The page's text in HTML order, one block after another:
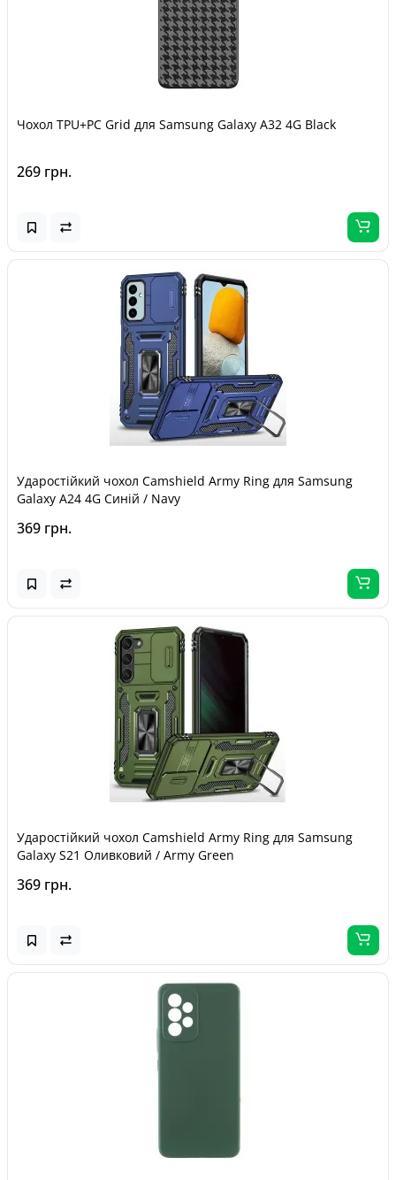
Чохол TPU+PC Grid для Samsung Galaxy A32 4G Black
269 грн.
Ударостійкий чохол Camshield Army Ring для Samsung
Galaxy A24 4G Синій / Navy
369 грн.
Ударостійкий чохол Camshield Army Ring для Samsung
Galaxy S21 Оливковий / Army Green
369 грн.